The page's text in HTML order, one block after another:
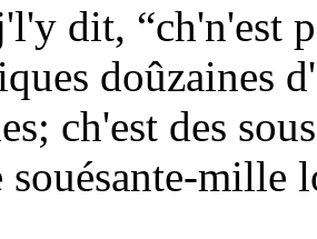
dit, “ch'n'est
doûzaines
ch'est des
souésante-mille